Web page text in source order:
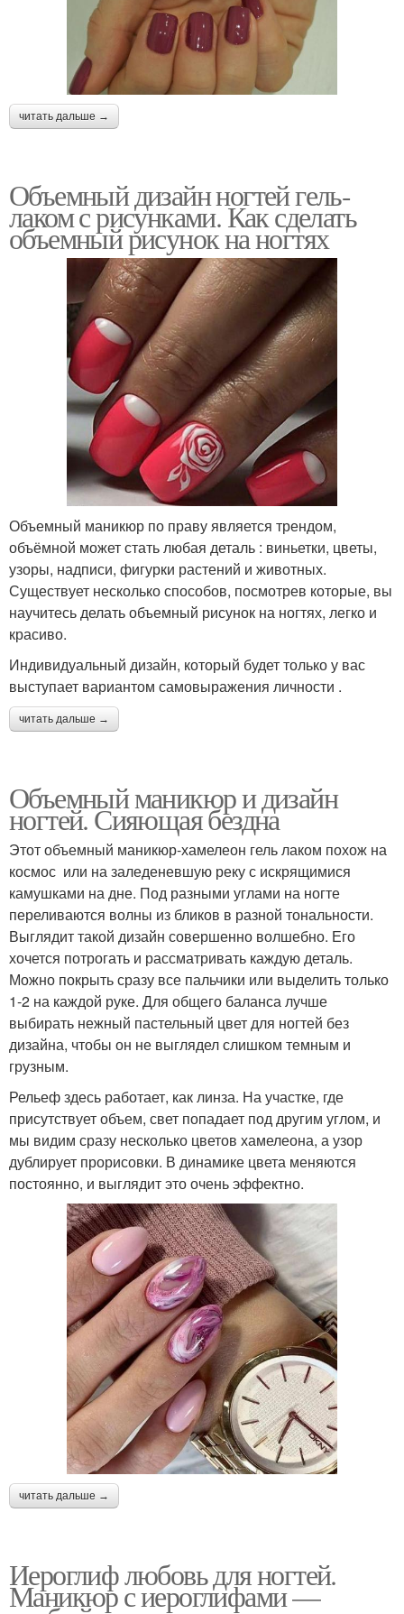
читать дальше →
Объемный дизайн ногтей гель-
лаком с рисунками. Как сделать
объемный рисунок на ногтях
Объемный маникюр по праву является трендом,
объёмной может стать любая деталь : виньетки, цветы,
узоры, надписи, фигурки растений и животных.
Существует несколько способов, посмотрев которые, вы
научитесь делать объемный рисунок на ногтях, легко и
красиво.
Индивидуальный дизайн, который будет только у вас
выступает вариантом самовыражения личности .
читать дальше →
Объемный маникюр и дизайн
ногтей. Сияющая бездна
Этот объемный маникюр-хамелеон гель лаком похож на
космос или на заледеневшую реку с искрящимися
камушками на дне. Под разными углами на ногте
переливаются волны из бликов в разной тональности.
Выглядит такой дизайн совершенно волшебно. Его
хочется потрогать и рассматривать каждую деталь.
Можно покрыть сразу все пальчики или выделить только
1-2 на каждой руке. Для общего баланса лучше
выбирать нежный пастельный цвет для ногтей без
дизайна, чтобы он не выглядел слишком темным и
грузным.
Рельеф здесь работает, как линза. На участке, где
присутствует объем, свет попадает под другим углом, и
мы видим сразу несколько цветов хамелеона, а узор
дублирует прорисовки. В динамике цвета меняются
постоянно, и выглядит это очень эффектно.
читать дальше →
Иероглиф любовь для ногтей.
Маникюр с иероглифами —